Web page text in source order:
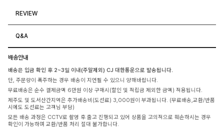
REVIEW
Q&A
배송안내
배송은 입금 확인 후 2~3일 이내(주말제외) CJ 대한통운으로 발송됩니다.
단, 주문량이 폭주하는 경우 배송이 지연될 수 있으니 양해바랍니다.
무료배송은 순수 결제금액 6만원 이상 구매시(할인 및 적립금 제외한 금액) 적용됩니다.
제주도 및 도서산간지역은 추가배송비(도선료) 3,000원이 부과됩니다. (무료배송,교환/반품
시에도 도선료는 고객님 부담)
모든 배송 과정은 CCTV로 촬영 후 출고 진행되고 있어 상품을 고의적으로 훼손하시는 경우
확인이 가능하며 교환/반품 처리 절대 불가합니다.